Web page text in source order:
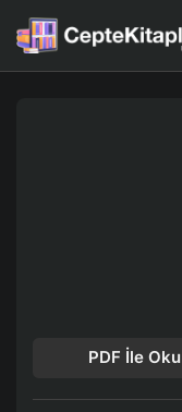
PDF İle Oku